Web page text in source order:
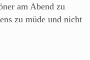
am Abend zu
zu müde und nicht